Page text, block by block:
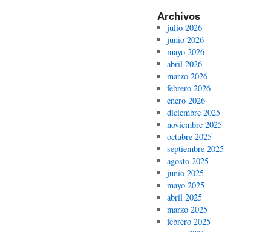
Archivos
julio 2026
junio 2026
mayo 2026
abril 2026
marzo 2026
febrero 2026
enero 2026
diciembre 2025
noviembre 2025
octubre 2025
septiembre 2025
agosto 2025
junio 2025
mayo 2025
abril 2025
marzo 2025
febrero 2025